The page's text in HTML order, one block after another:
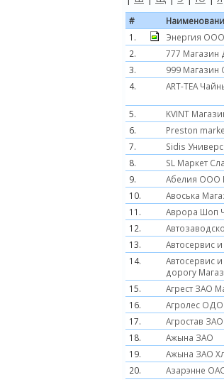
#
1.
Энергия ООО
2.
777
3.
999
4.
ART-TEA
5. KVINT
6.
Preston
7.
Sidis
8.
SL Маркет
9.
Абелия ООО
10.
Авоська
11.
Аврора Шоп
12.
13.
Автосервис
14.
Автосервис
дорогу
15. Агрест ЗАО
16.
Агролес ОДО
17.
Агростав
18.
Ажына ЗАО
19.
Ажына ЗАО
20.
Азарэнне